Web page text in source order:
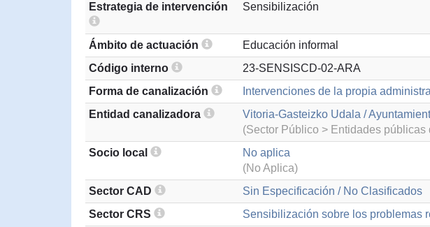
Estrategia de intervención
Sensibilización
Ámbito de actuación
Educación informal
Código interno
23-SENSISCD-02-ARA
Forma de canalización
Intervenciones de la propia
Entidad canalizadora
Vitoria-Gasteizko Udala /
(Sector Público > Entidades públicas
Socio local
No aplica
(No Aplica)
Sector CAD
Sin Especificación / No Clasificados
Sector CRS
Sensibilización sobre los problemas